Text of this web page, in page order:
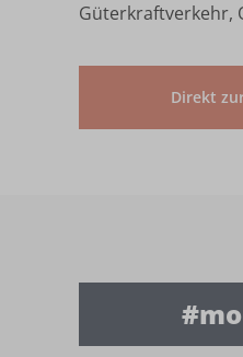
Güterkraftverkehr,
Direkt